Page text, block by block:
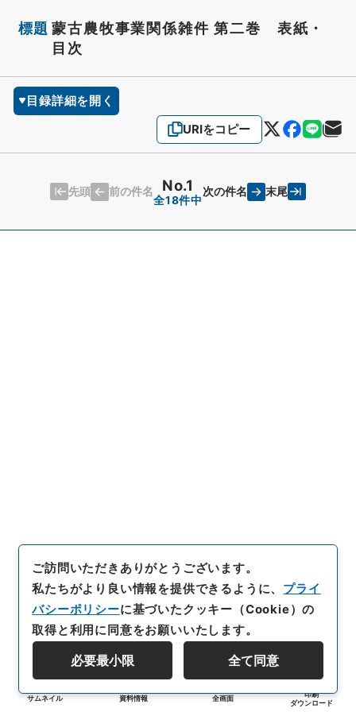
標題 蒙古農牧事業関係雑件 第二巻 表紙・
目次
目録詳細を開く
URIをコピー
先頭 前の件名 No.1
全18件中
次の件名 末尾
サムネイル 資料情報 全画面
印刷
ダウンロード
ご訪問いただきありがとうございます。
私たちがより良い情報を提供できるように、 プライ
バシーポリシーに基づいたクッキー（Cookie）の
取得と利用に同意をお願いいたします。
必要最小限 全て同意